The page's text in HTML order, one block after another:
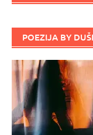
POEZIJA BY